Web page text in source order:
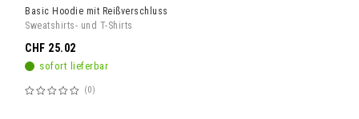
Basic Hoodie mit Reißverschluss
Sweatshirts- und T-Shirts
sofort lieferbar
Bewertung:
0
CHF 25.02